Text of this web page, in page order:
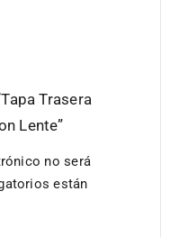
Trasera
Lente”
no será
están